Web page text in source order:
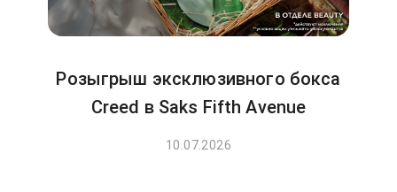
Розыгрыш эксклюзивного бокса
Creed в Saks Fifth Avenue
10.07.2026